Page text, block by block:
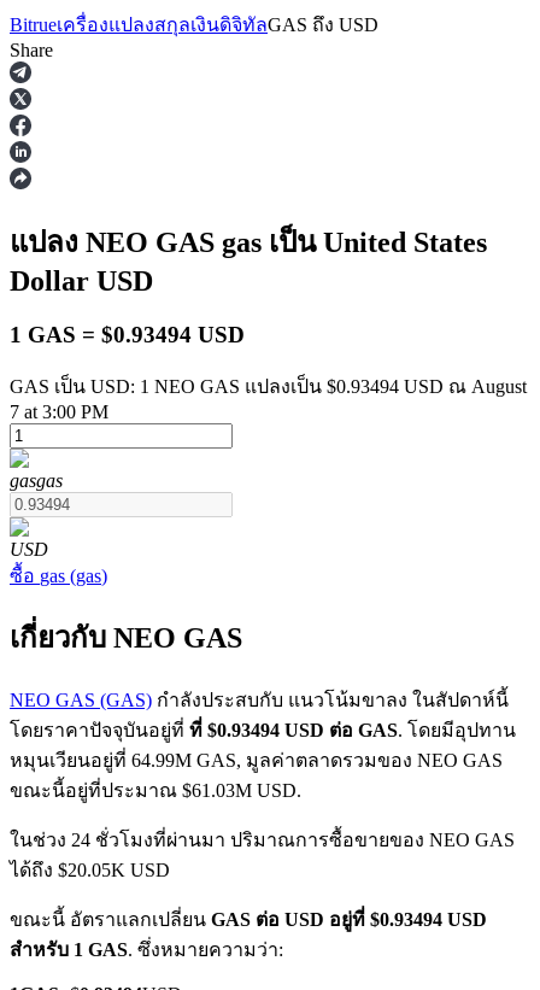
ฟิวเจอร์ส
ฟิวเจอร์สที่ใช้ USDT เป็นหลักประกัน
ฟิวเจอร์ส COIN-M
ฟิวเจอร์สสกุลเงินดิจิทัล
TradFi
อนุพันธ์ของหุ้น ฟอเร็กซ์ โลหะมีค่า และสินค้าโภคภัณฑ์
Bitrueเครื่องแปลงสกุลเงินดิจิทัลGAS ถึง USD
Share
แปลง NEO GAS gas เป็น United States
Dollar USD
1 GAS = $0.93494 USD
GAS เป็น USD: 1 NEO GAS แปลงเป็น $0.93494 USD ณ August
7 at 3:00 PM
gasgas
USD
ซื้อ gas (gas)
เกี่ยวกับ NEO GAS
NEO GAS (GAS) กำลังประสบกับ แนวโน้มขาลง ในสัปดาห์นี้
โดยราคาปัจจุบันอยู่ที่ ที่ $0.93494 USD ต่อ GAS. โดยมีอุปทาน
หมุนเวียนอยู่ที่ 64.99M GAS, มูลค่าตลาดรวมของ NEO GAS
ขณะนี้อยู่ที่ประมาณ $61.03M USD.
ในช่วง 24 ชั่วโมงที่ผ่านมา ปริมาณการซื้อขายของ NEO GAS
ได้ถึง $20.05K USD
ขณะนี้ อัตราแลกเปลี่ยน GAS ต่อ USD อยู่ที่ $0.93494 USD
สำหรับ 1 GAS. ซึ่งหมายความว่า: